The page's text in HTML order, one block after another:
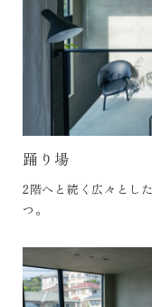
踊り場
2階へと続く広々とし
つ。